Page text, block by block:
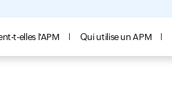
t-elles l'APM Qui utilise un APM